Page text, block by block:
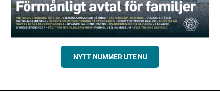
NYTT NUMMER UTE NU